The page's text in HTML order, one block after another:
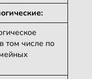
том числе по